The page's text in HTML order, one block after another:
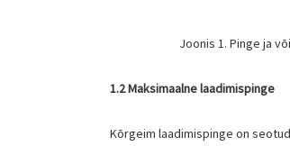
Joonis 1. Pinge ja
1.2 Maksimaalne laadimispinge
Kõrgeim laadimispinge on